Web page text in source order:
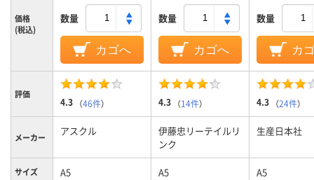
価格
(税込)
数量
カゴへ
数量
カゴへ
数量
カ
評価
4.3 （46件） 4.3 （14件） 4.3 （24件）
メーカー アスクル
伊藤忠リーテイルリ
ンク
生産日本社
サイズ A5 A5 A5